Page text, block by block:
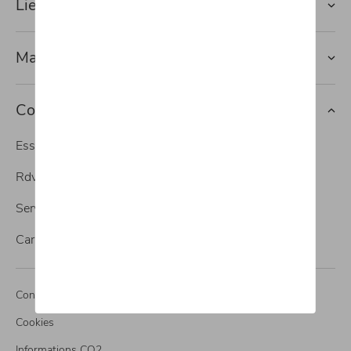
Lien rapide vers
Marques
Contact
Essai
Rdv atelier
Service vente
Carrosserie
Conditions légales
Cookies